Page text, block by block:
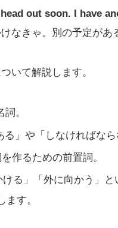
out soon. I have
なきゃ。別の予定があ
いて解説します。
。
る」や「しなければなら
作るための前置詞。
ける」「外に向かう」
ます。